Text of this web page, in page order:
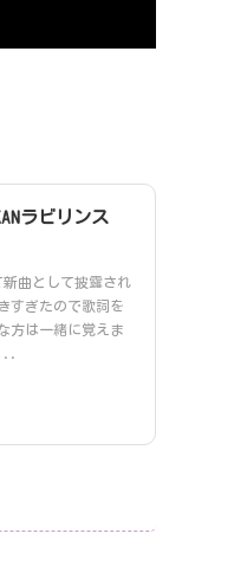
ラビリンス
曲として披露され
すぎたので歌詞を
方は一緒に覚えま